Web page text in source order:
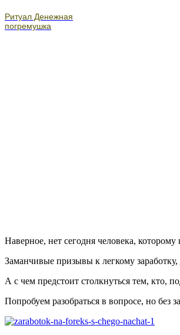
Ритуал Денежная
погремушка
Наверное, нет сегодня человека,
Заманчивые призывы к легкому
А с чем предстоит столкнуться тем, кто,
Попробуем разобраться в вопросе, но